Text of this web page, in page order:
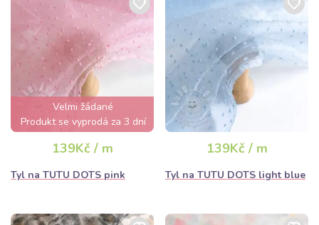
Velmi žádané
Produkt se vyprodá za 3 dní
139Kč / m
Tyl na TUTU DOTS pink
139Kč / m
Tyl na TUTU DOTS light blue